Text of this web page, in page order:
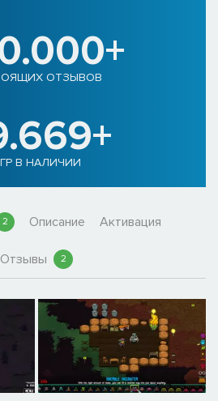
ОТЗЫВОВ
В НАЛИЧИИ
2 Описание Активация
Отзывы 2